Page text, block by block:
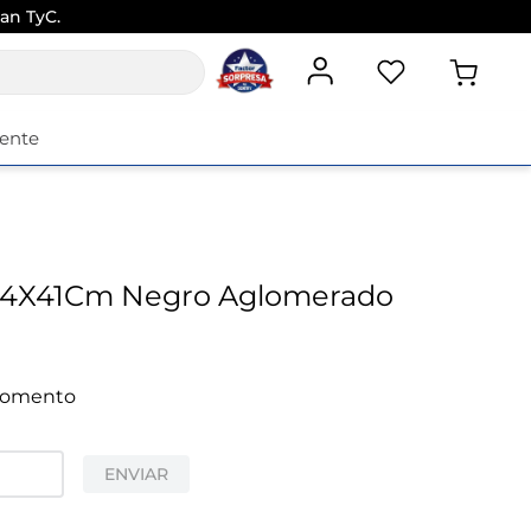
TyC.
Negro Aglomerado
ENVIAR